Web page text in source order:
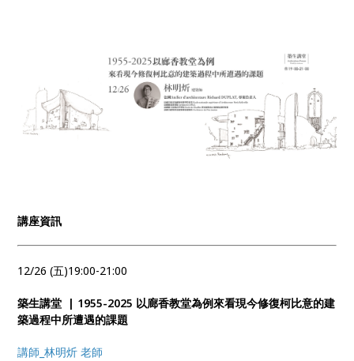
講座資訊
12/26 (五)19:00-21:00
築生講堂 | 1955-2025 以廊香教堂為例來看現今修復柯比意的建
築過程中所遭遇的課題
講師_林明炘 老師